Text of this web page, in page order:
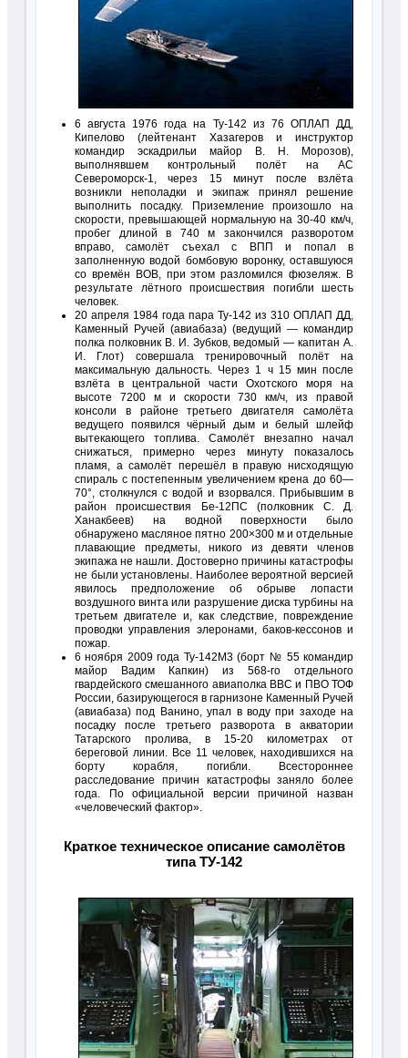
6 августа 1976 года на Ту-142 из 76 ОПЛАП ДД,
Кипелово (лейтенант Хазагеров и инструктор
командир эскадрильи майор В. Н. Морозов),
выполнявшем контрольный полёт на АС
Североморск-1, через 15 минут после взлёта
возникли неполадки и экипаж принял решение
выполнить посадку. Приземление произошло на
скорости, превышающей нормальную на 30-40 км/ч,
пробег длиной в 740 м закончился разворотом
вправо, самолёт съехал с ВПП и попал в
заполненную водой бомбовую воронку, оставшуюся
со времён ВОВ, при этом разломился фюзеляж. В
результате лётного происшествия погибли шесть
человек.
20 апреля 1984 года пара Ту-142 из 310 ОПЛАП ДД,
Каменный Ручей (авиабаза) (ведущий — командир
полка полковник В. И. Зубков, ведомый — капитан А.
И. Глот) совершала тренировочный полёт на
максимальную дальность. Через 1 ч 15 мин после
взлёта в центральной части Охотского моря на
высоте 7200 м и скорости 730 км/ч, из правой
консоли в районе третьего двигателя самолёта
ведущего появился чёрный дым и белый шлейф
вытекающего топлива. Самолёт внезапно начал
снижаться, примерно через минуту показалось
пламя, а самолёт перешёл в правую нисходящую
спираль с постепенным увеличением крена до 60—
70°, столкнулся с водой и взорвался. Прибывшим в
район происшествия Бе-12ПС (полковник С. Д.
Ханакбеев) на водной поверхности было
обнаружено масляное пятно 200×300 м и отдельные
плавающие предметы, никого из девяти членов
экипажа не нашли. Достоверно причины катастрофы
не были установлены. Наиболее вероятной версией
явилось предположение об обрыве лопасти
воздушного винта или разрушение диска турбины на
третьем двигателе и, как следствие, повреждение
проводки управления элеронами, баков-кессонов и
пожар.
6 ноября 2009 года Ту-142М3 (борт № 55 командир
майор Вадим Капкин) из 568-го отдельного
гвардейского смешанного авиаполка ВВС и ПВО ТОФ
России, базирующегося в гарнизоне Каменный Ручей
(авиабаза) под Ванино, упал в воду при заходе на
посадку после третьего разворота в акватории
Татарского пролива, в 15-20 километрах от
береговой линии. Все 11 человек, находившихся на
борту корабля, погибли. Всестороннее
расследование причин катастрофы заняло более
года. По официальной версии причиной назван
«человеческий фактор».
Краткое техническое описание самолётов
типа ТУ-142